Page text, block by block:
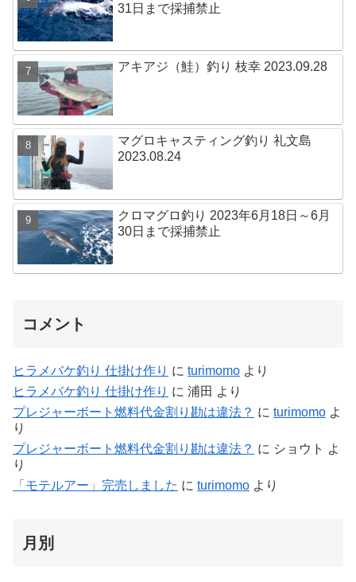
31日まで採捕禁止
アキアジ（鮭）釣り 枝幸 2023.09.28
マグロキャスティング釣り 礼文島
2023.08.24
クロマグロ釣り 2023年6月18日～6月
30日まで採捕禁止
コメント
ヒラメバケ釣り 仕掛け作り に turimomo より
ヒラメバケ釣り 仕掛け作り に 浦田 より
プレジャーボート燃料代金割り勘は違法？ に turimomo よ
り
プレジャーボート燃料代金割り勘は違法？ に ショウト よ
り
「モテルアー」完売しました に turimomo より
月別